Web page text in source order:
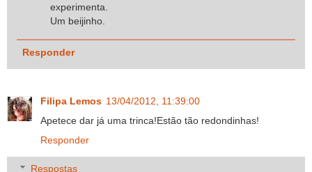
experimenta.
Um beijinho.
Responder
Filipa Lemos 13/04/2012, 11:39:00
Apetece dar já uma trinca!Estão tão redondinhas!
Responder
Respostas